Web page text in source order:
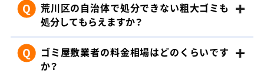
Q
荒川区の自治体で処分できない粗大ゴミも
処分してもらえますか？
Q
ゴミ屋敷業者の料金相場はどのくらいです
か？